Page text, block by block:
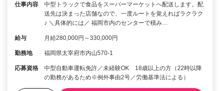
仕事内容
中型トラックで食品をスーパーマーケットへ配送します。配
送先は決まった店舗なので、一度ルートを覚えればラクラク
♪ ＼具体的には／ 福岡市内のセンターで積み…
給与 月給280,000円～330,000円
勤務地 福岡県太宰府市内山570-1
応募資格
中型自動車運転免許／未経験OK 18歳以上の方（22時以降
の勤務があるため※例外事由2号／労働基準法による）